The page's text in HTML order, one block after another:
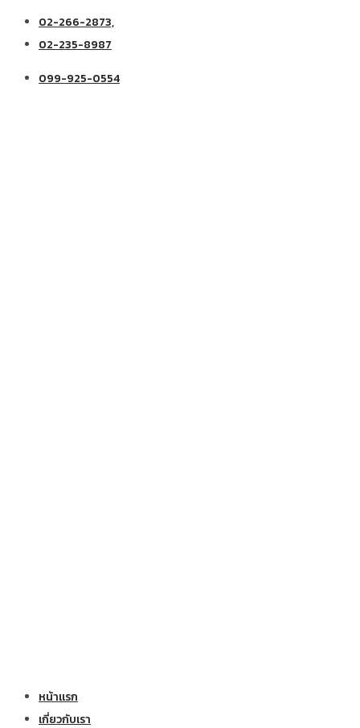
02-266-2873,
02-235-8987
099-925-0554
หน้าแรก
เกี่ยวกับเรา